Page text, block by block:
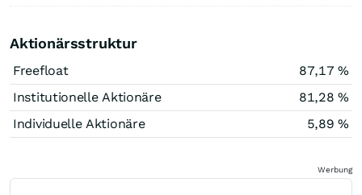
Aktionärsstruktur
Freefloat
87,17 %
Institutionelle Aktionäre
81,28 %
Individuelle Aktionäre
5,89 %
Werbung